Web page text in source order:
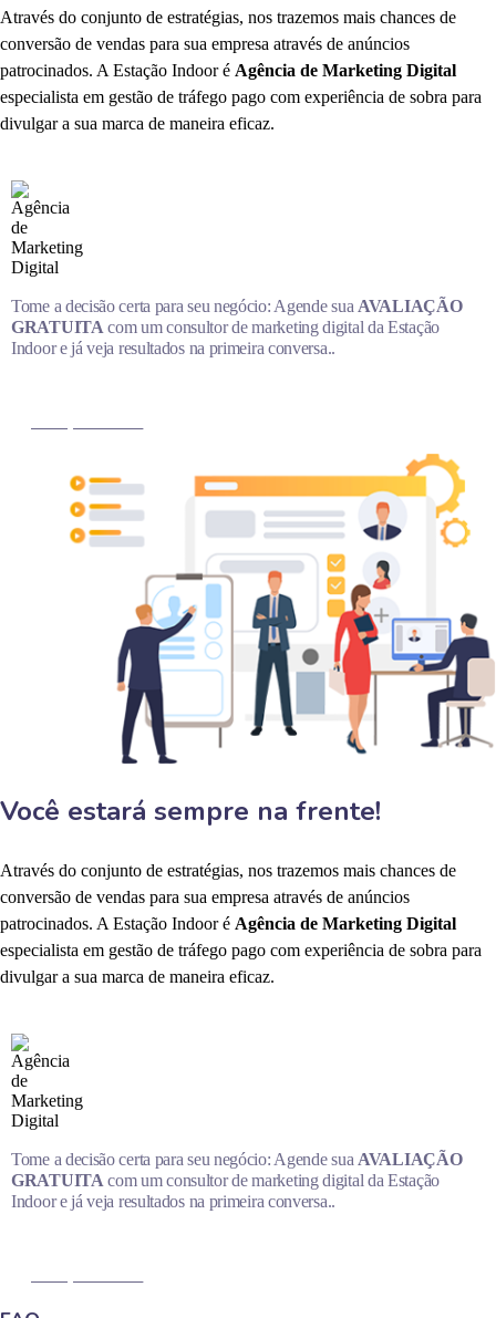
Através do conjunto de estratégias, nos trazemos mais chances de
conversão de vendas para sua empresa através de anúncios
patrocinados. A Estação Indoor é Agência de Marketing Digital
especialista em gestão de tráfego pago com experiência de sobra para
divulgar a sua marca de maneira eficaz.
Tome a decisão certa para seu negócio: Agende sua AVALIAÇÃO
GRATUITA com um consultor de marketing digital da Estação
Indoor e já veja resultados na primeira conversa..
Você estará sempre na frente!
Através do conjunto de estratégias, nos trazemos mais chances de
conversão de vendas para sua empresa através de anúncios
patrocinados. A Estação Indoor é Agência de Marketing Digital
especialista em gestão de tráfego pago com experiência de sobra para
divulgar a sua marca de maneira eficaz.
Tome a decisão certa para seu negócio: Agende sua AVALIAÇÃO
GRATUITA com um consultor de marketing digital da Estação
Indoor e já veja resultados na primeira conversa..